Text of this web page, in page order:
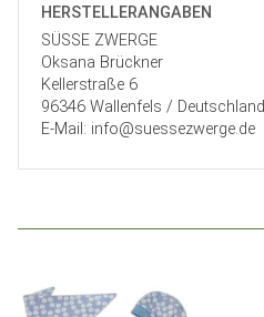
HERSTELLER­ANGABEN
SÜSSE ZWERGE
Oksana Brückner
Kellerstraße 6
96346 Wallenfels / Deutschland
E-Mail: info@suessezwerge.de